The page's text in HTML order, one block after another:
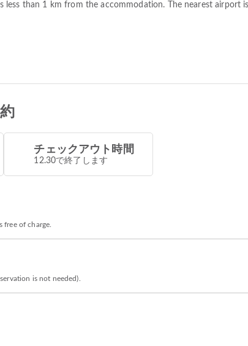
less than 1 km from the accommodation. The nearest airport
チェックアウト時間
12.30で終了します
free of charge.
is not needed).